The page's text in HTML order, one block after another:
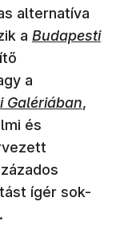
alternatíva
a (új
Budapesti
a
Galériában,
és
ígér sok-